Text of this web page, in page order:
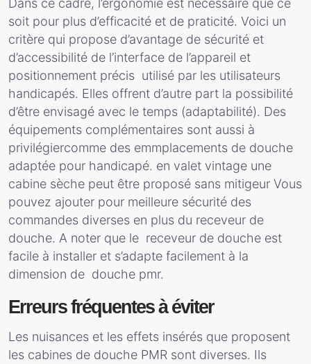
soit pour plus d’efficacité et de praticité. Voici un
critère qui propose d’avantage de sécurité et
d’accessibilité de l’interface de l’appareil et
positionnement précis utilisé par les utilisateurs
handicapés. Elles offrent d’autre part la possibilité
d’être envisagé avec le temps (adaptabilité). Des
équipements complémentaires sont aussi à
privilégiercomme des emmplacements de douche
adaptée pour handicapé. en valet vintage une
cabine sèche peut être proposé sans mitigeur Vous
pouvez ajouter pour meilleure sécurité des
commandes diverses en plus du receveur de
douche. A noter que le receveur de douche est
facile à installer et s’adapte facilement à la
dimension de douche pmr.
Erreurs fréquentes à éviter
Les nuisances et les effets insérés que proposent
les cabines de douche PMR sont diverses. Ils